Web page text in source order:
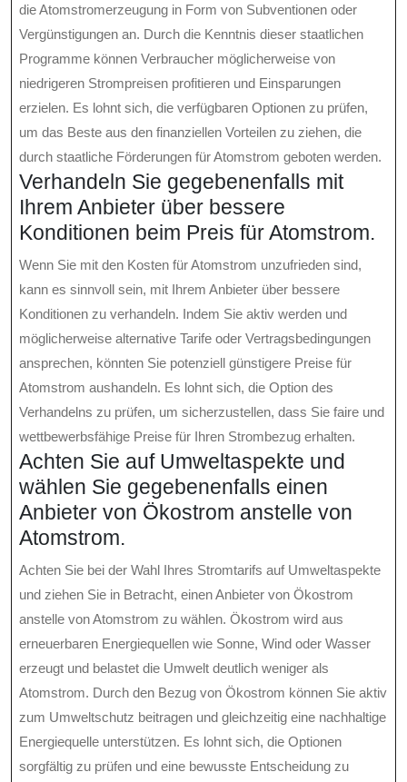
die Atomstromerzeugung in Form von Subventionen oder
Vergünstigungen an. Durch die Kenntnis dieser staatlichen
Programme können Verbraucher möglicherweise von
niedrigeren Strompreisen profitieren und Einsparungen
erzielen. Es lohnt sich, die verfügbaren Optionen zu prüfen,
um das Beste aus den finanziellen Vorteilen zu ziehen, die
durch staatliche Förderungen für Atomstrom geboten werden.
Verhandeln Sie gegebenenfalls mit
Ihrem Anbieter über bessere
Konditionen beim Preis für Atomstrom.
Wenn Sie mit den Kosten für Atomstrom unzufrieden sind,
kann es sinnvoll sein, mit Ihrem Anbieter über bessere
Konditionen zu verhandeln. Indem Sie aktiv werden und
möglicherweise alternative Tarife oder Vertragsbedingungen
ansprechen, könnten Sie potenziell günstigere Preise für
Atomstrom aushandeln. Es lohnt sich, die Option des
Verhandelns zu prüfen, um sicherzustellen, dass Sie faire und
wettbewerbsfähige Preise für Ihren Strombezug erhalten.
Achten Sie auf Umweltaspekte und
wählen Sie gegebenenfalls einen
Anbieter von Ökostrom anstelle von
Atomstrom.
Achten Sie bei der Wahl Ihres Stromtarifs auf Umweltaspekte
und ziehen Sie in Betracht, einen Anbieter von Ökostrom
anstelle von Atomstrom zu wählen. Ökostrom wird aus
erneuerbaren Energiequellen wie Sonne, Wind oder Wasser
erzeugt und belastet die Umwelt deutlich weniger als
Atomstrom. Durch den Bezug von Ökostrom können Sie aktiv
zum Umweltschutz beitragen und gleichzeitig eine nachhaltige
Energiequelle unterstützen. Es lohnt sich, die Optionen
sorgfältig zu prüfen und eine bewusste Entscheidung zu